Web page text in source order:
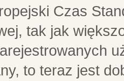
Czas
tak jak
to teraz jest